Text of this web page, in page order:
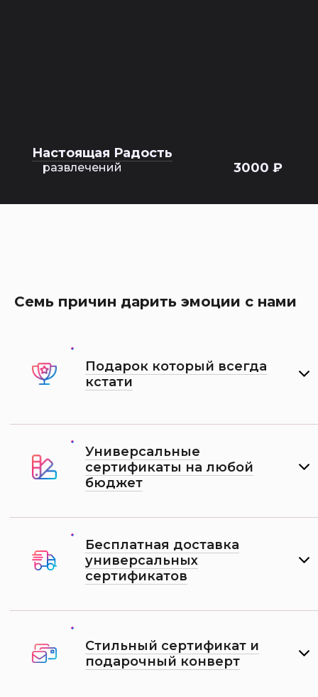
Настоящая Радость
развлечений 3000 ₽
Семь причин дарить эмоции с нами
Подарок который всегда
кстати
Универсальные
сертификаты на любой
бюджет
Бесплатная доставка
универсальных
сертификатов
Стильный сертификат и
подарочный конверт